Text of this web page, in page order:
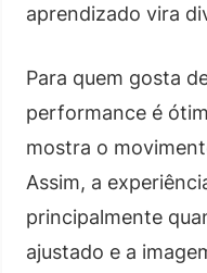
aprendizado vira
Para quem gosta
performance é
mostra o
Assim, a
principalmente
ajustado e a